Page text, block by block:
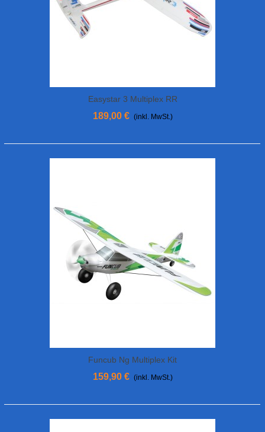
Easystar 3 Multiplex RR
189,00 € (inkl. MwSt.)
Funcub Ng Multiplex Kit
159,90 € (inkl. MwSt.)